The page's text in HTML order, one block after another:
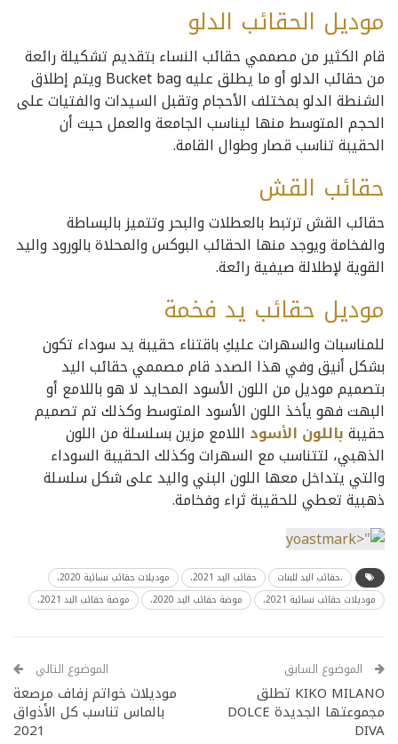
موديل الحقائب الدلو
قام الكثير من مصممي حقائب النساء بتقديم تشكيلة رائعة
من حقائب الدلو أو ما يطلق عليه Bucket bag ويتم إطلاق
الشنطة الدلو بمختلف الأحجام وتقبل السيدات والفتيات على
الحجم المتوسط منها ليناسب الجامعة والعمل حيث أن
الحقيبة تناسب قصار وطوال القامة.
حقائب القش
حقائب القش ترتبط بالعطلات والبحر وتتميز بالبساطة
والفخامة ويوجد منها الحقائب البوكس والمحلاة بالورود واليد
القوية لإطلالة صيفية رائعة.
موديل حقائب يد فخمة
للمناسبات والسهرات عليكِ باقتناء حقيبة يد سوداء تكون
بشكل أنيق وفي هذا الصدد قام مصممي حقائب اليد
بتصميم موديل من اللون الأسود المحايد لا هو باللامع أو
البهت فهو يأخذ اللون الأسود المتوسط وكذلك تم تصميم
حقيبةباللون الأسود اللامع مزين بسلسلة من اللون
الذهبي، لتتناسب مع السهرات وكذلك الحقيبة السوداء
والتي يتداخل معها اللون البني واليد على شكل سلسلة
ذهبية تعطي للحقيبة ثراء وفخامة.
،حقائب اليد للبنات حقائب اليد 2021،
موديلات حقائب نسائية 2020،
موديلات حقائب نسائية 2021،
موضة حقائب اليد 2020، موضة حقائب اليد 2021،
الموضوع السابق
KIKO MILANO تطلق
مجموعتها الجديدة DOLCE
DIVA
الموضوع التالي
موديلات خواتم زفاف مرصعة
بالماس تناسب كل الأذواق
2021